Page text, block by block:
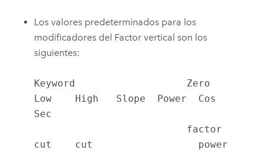
Los valores predeterminados para los
modificadores del Factor vertical son los
siguientes:
Keyword                   Zero
Low    High   Slope  Power  Cos
Sec
cut    cut                  power